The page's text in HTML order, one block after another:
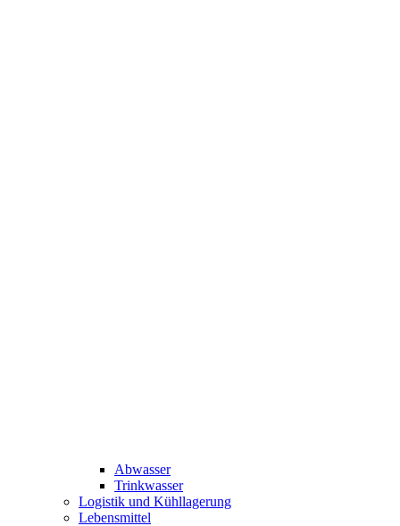
Abwasser
Trinkwasser
Logistik und Kühllagerung
Lebensmittel